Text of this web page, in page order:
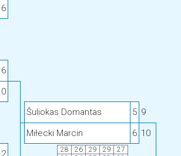
6
6
0
Šuliokas Domantas 5 9
Miłecki Marcin
6 10
2 28 26 29 29
27